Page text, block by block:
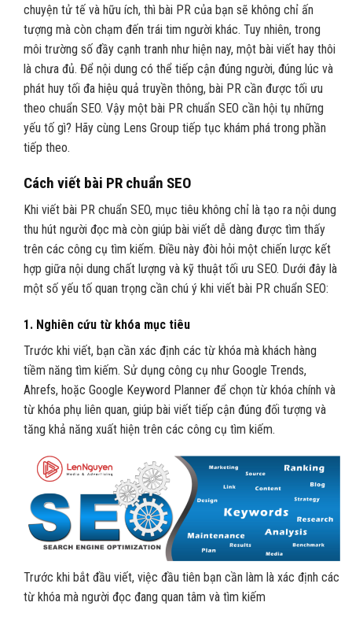
chuyện tử tế và hữu ích, thì bài PR của bạn sẽ không chỉ ấn
tượng mà còn chạm đến trái tim người khác. Tuy nhiên, trong
môi trường số đầy cạnh tranh như hiện nay, một bài viết hay thôi
là chưa đủ. Để nội dung có thể tiếp cận đúng người, đúng lúc và
phát huy tối đa hiệu quả truyền thông, bài PR cần được tối ưu
theo chuẩn SEO. Vậy một bài PR chuẩn SEO cần hội tụ những
yếu tố gì? Hãy cùng Lens Group tiếp tục khám phá trong phần
tiếp theo.
Cách viết bài PR chuẩn SEO
Khi viết bài PR chuẩn SEO, mục tiêu không chỉ là tạo ra nội dung
thu hút người đọc mà còn giúp bài viết dễ dàng được tìm thấy
trên các công cụ tìm kiếm. Điều này đòi hỏi một chiến lược kết
hợp giữa nội dung chất lượng và kỹ thuật tối ưu SEO. Dưới đây là
một số yếu tố quan trọng cần chú ý khi viết bài PR chuẩn SEO:
1. Nghiên cứu từ khóa mục tiêu
Trước khi viết, bạn cần xác định các từ khóa mà khách hàng
tiềm năng tìm kiếm. Sử dụng công cụ như Google Trends,
Ahrefs, hoặc Google Keyword Planner để chọn từ khóa chính và
từ khóa phụ liên quan, giúp bài viết tiếp cận đúng đối tượng và
tăng khả năng xuất hiện trên các công cụ tìm kiếm.
Trước khi bắt đầu viết, việc đầu tiên bạn cần làm là xác định các
từ khóa mà người đọc đang quan tâm và tìm kiếm